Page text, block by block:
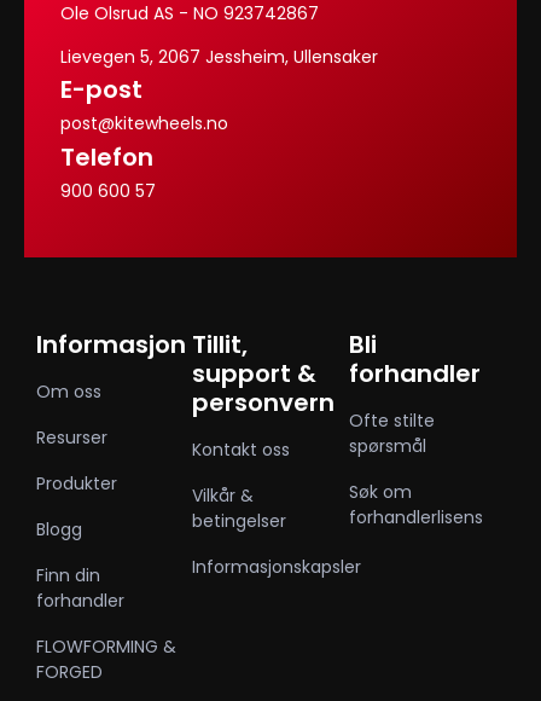
Ole Olsrud AS - NO 923742867
Lievegen 5, 2067 Jessheim, Ullensaker
E-post
post@kitewheels.no
Telefon
900 600 57
Informasjon
Om oss
Resurser
Produkter
Blogg
Finn din
forhandler
FLOWFORMING &
FORGED
Tillit,
support &
personvern
Kontakt oss
Vilkår &
betingelser
Informasjonskapsler
Bli
forhandler
Ofte stilte
spørsmål
Søk om
forhandlerlisens